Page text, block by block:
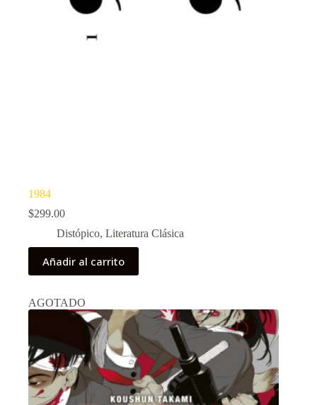
1984
$299.00
Distópico, Literatura Clásica
Añadir al carrito
AGOTADO